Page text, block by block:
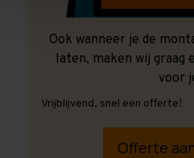
Ook wanneer je de
laten, maken wij graag
voor
Vrijblijvend, snel een offerte!
Offerte